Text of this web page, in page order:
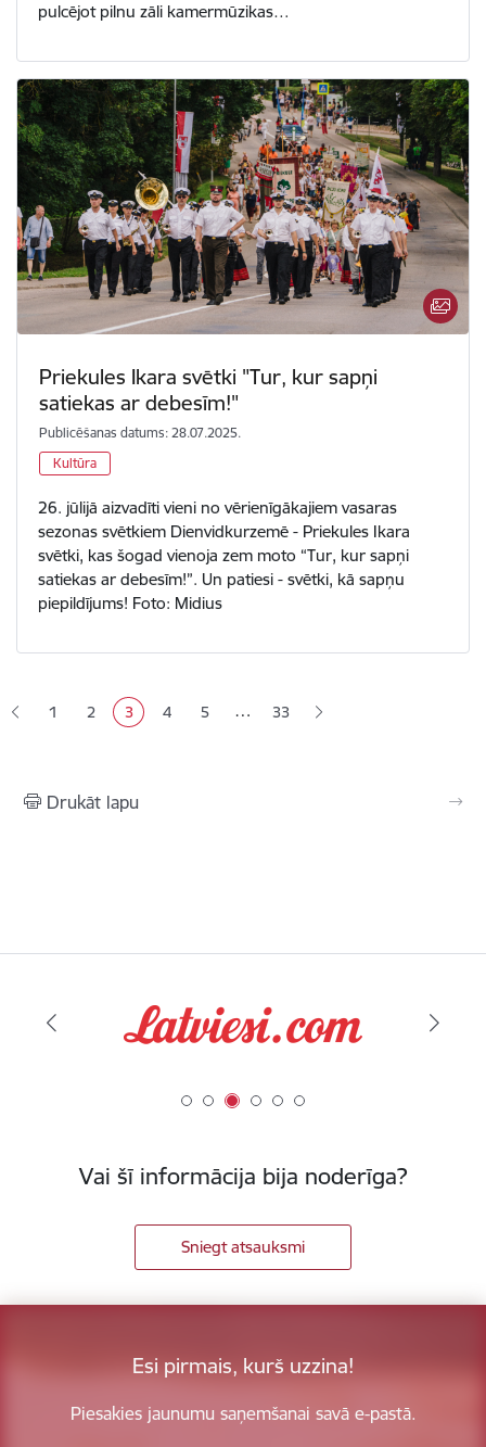
pulcējot pilnu zāli kamermūzikas…
Priekules Ikara svētki "Tur, kur sapņi
satiekas ar debesīm!"
Publicēšanas datums: 28.07.2025.
Kultūra
26. jūlijā aizvadīti vieni no vērienīgākajiem vasaras
sezonas svētkiem Dienvidkurzemē - Priekules Ikara
svētki, kas šogad vienoja zem moto “Tur, kur sapņi
satiekas ar debesīm!”. Un patiesi - svētki, kā sapņu
piepildījums! Foto: Midius
Lapa
1 Lapa
2 Pašreizējā lapa
3 Lapa
4 Lapa
5 … 33
Drukāt lapu
Vai šī informācija bija noderīga?
Sniegt atsauksmi
Esi pirmais, kurš uzzina!
Piesakies jaunumu saņemšanai savā e-pastā.